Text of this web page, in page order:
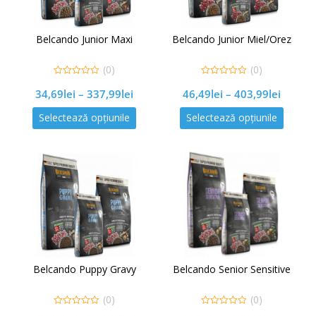
Belcando Junior Maxi
out
of
5
(0)
34,69lei – 337,99lei
Selectează opțiunile
Belcando Junior Miel/Orez
out
of
5
(0)
46,49lei – 403,99lei
Selectează opțiunile
Belcando Puppy Gravy
(0)
Belcando Senior Sensitive
(0)